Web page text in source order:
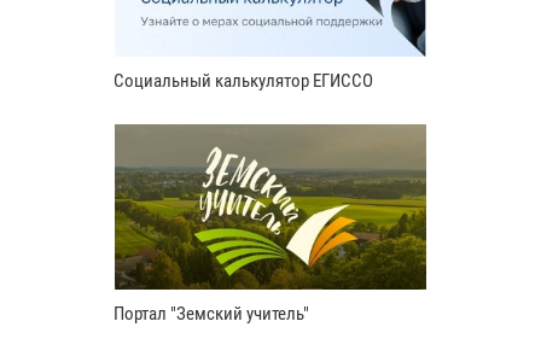
Социальный калькулятор ЕГИССО
Портал "Земский учитель"